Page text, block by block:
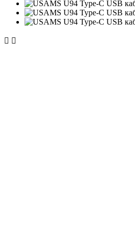
 